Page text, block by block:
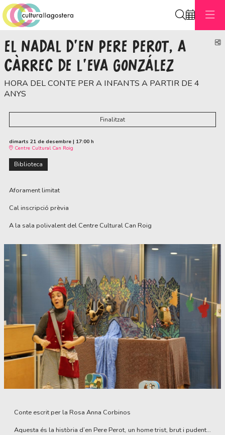
EL NADAL D'EN PERE PEROT, A
CÀRREC DE L’EVA GONZÁLEZ
HORA DEL CONTE PER A INFANTS A PARTIR DE 4
ANYS
Finalitzat
dimarts 21 de desembre | 17:00 h
Centre Cultural Can Roig
Biblioteca
Aforament limitat
Cal inscripció prèvia
A la sala polivalent del Centre Cultural Can Roig
Conte escrit per la Rosa Anna Corbinos
Aquesta és la història d’en Pere Perot, un home trist, brut i pudent…